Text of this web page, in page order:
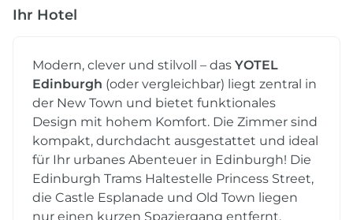
Ihr Hotel
Modern, clever und stilvoll – das YOTEL
Edinburgh (oder vergleichbar) liegt zentral in
der New Town und bietet funktionales
Design mit hohem Komfort. Die Zimmer sind
kompakt, durchdacht ausgestattet und ideal
für Ihr urbanes Abenteuer in Edinburgh! Die
Edinburgh Trams Haltestelle Princess Street,
die Castle Esplanade und Old Town liegen
nur einen kurzen Spaziergang entfernt.